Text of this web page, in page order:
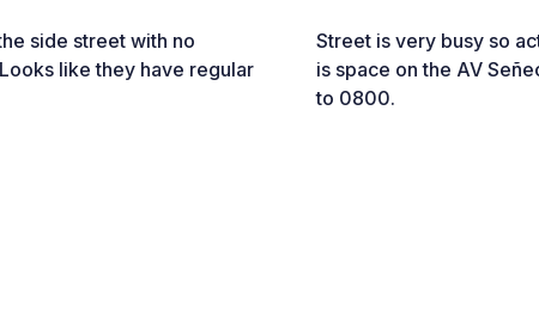
side street with no
like they have regular
Street is very busy so
is space on the AV
to 0800.